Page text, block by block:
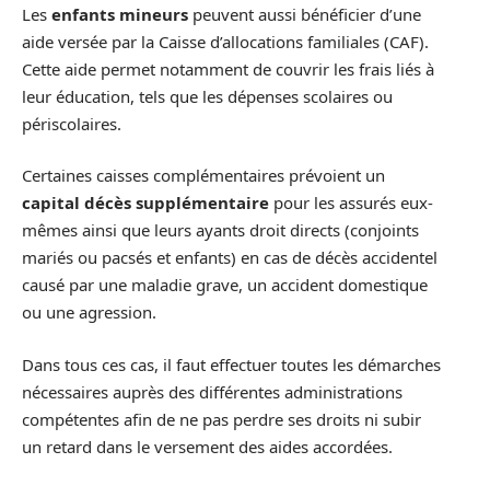
Les enfants mineurs peuvent aussi bénéficier d’une
aide versée par la Caisse d’allocations familiales (CAF).
Cette aide permet notamment de couvrir les frais liés à
leur éducation, tels que les dépenses scolaires ou
périscolaires.
Certaines caisses complémentaires prévoient un
capital décès supplémentaire pour les assurés eux-
mêmes ainsi que leurs ayants droit directs (conjoints
mariés ou pacsés et enfants) en cas de décès accidentel
causé par une maladie grave, un accident domestique
ou une agression.
Dans tous ces cas, il faut effectuer toutes les démarches
nécessaires auprès des différentes administrations
compétentes afin de ne pas perdre ses droits ni subir
un retard dans le versement des aides accordées.